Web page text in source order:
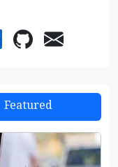
Featured